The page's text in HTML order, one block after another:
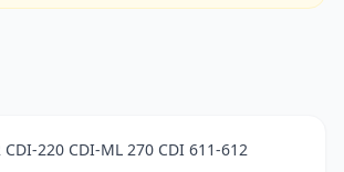
CDI-220 CDI-ML 270 CDI 611-612